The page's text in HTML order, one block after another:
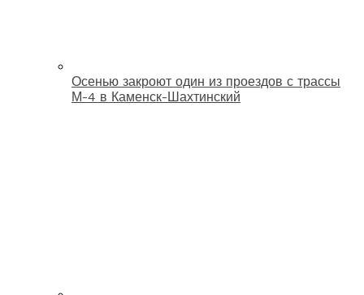
Осенью закроют один из проездов с трассы
М-4 в Каменск-Шахтинский